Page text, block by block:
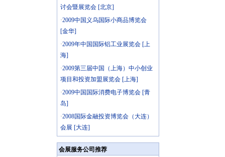
讨会暨展览会 [北京]
·2009中国义乌国际小商品博览会
[金华]
·2009年中国国际铝工业展览会 [上
海]
·2009第三届中国（上海）中小创业
项目和投资加盟展览会 [上海]
·2009中国国际消费电子博览会 [青
岛]
·2008国际金融投资博览会（大连）
会展 [大连]
会展服务公司推荐